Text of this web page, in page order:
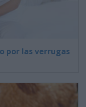
por las verrugas